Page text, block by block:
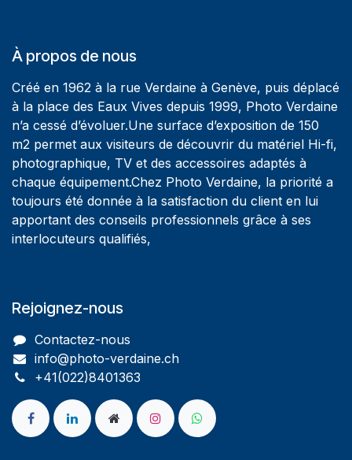
À propos de nous
Créé en 1962 à la rue Verdaine à Genève, puis déplacé
à la place des Eaux Vives depuis 1999, Photo Verdaine
n’a cessé d’évoluer.Une surface d’exposition de 150
m2 permet aux visiteurs de découvrir du matériel Hi-fi,
photographique, TV et des accessoires adaptés à
chaque équipement.Chez Photo Verdaine, la priorité a
toujours été donnée à la satisfaction du client en lui
apportant des conseils professionnels grâce à ses
interlocuteurs qualifiés,
Rejoignez-nous
Contactez-nous
info@photo-verdaine.ch​
​​+41(022)8401363